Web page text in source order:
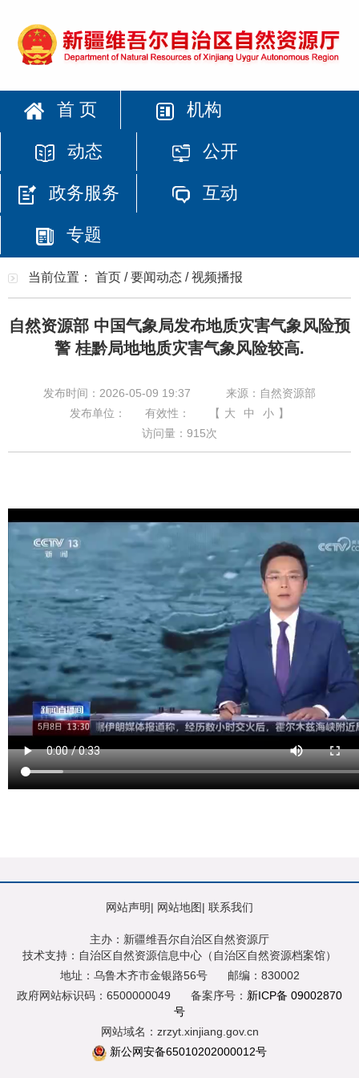
首 页 机构
动态 公开
政务服务 互动
专题
当前位置： 首页 /要闻动态 /视频播报
自然资源部 中国气象局发布地质灾害气象风险预
警 桂黔局地地质灾害气象风险较高.
发布时间：2026-05-09 19:37
来源：自然资源部
发布单位：
有效性： 【 大 中 小 】
访问量： 915次
网站声明| 网站地图| 联系我们
主办：新疆维吾尔自治区自然资源厅
技术支持：自治区自然资源信息中心（自治区自然资源档案馆）
地址：乌鲁木齐市金银路56号
邮编：830002
政府网站标识码：6500000049
备案序号： 新ICP备 09002870
号
网站域名：zrzyt.xinjiang.gov.cn
新公网安备65010202000012号